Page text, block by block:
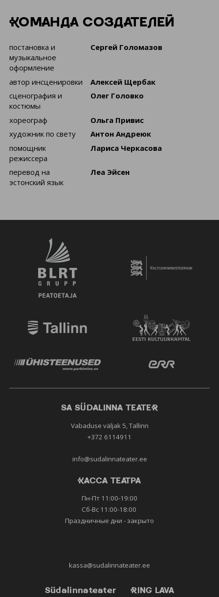
КОМАНДА СОЗДАТЕЛЕЙ
постановка и
музыкальное
оформление
Сергей Голомазов
автор инсценировки
Алексей Щербак
сценография и
костюмы
Олег Головко
хореограф
Ольга Привис
художник по свету
Антон Андреюк
помощник
режиссера
Лариса Черкасова
перевод на
эстонский язык
Леа Эйсен
SA SÜDALINNA TEATER
Vabaduse väljak 5, Tallinn
+372 6114911
info@sudalinnateater.ee
КАССА ТЕАТРА
Пн-Пт 11:00-19:00
Сб-Вс 11:00-18:00
Праздничные дни - закрыто
kassa@sudalinnateater.ee
Südalinnateater RING LAVA